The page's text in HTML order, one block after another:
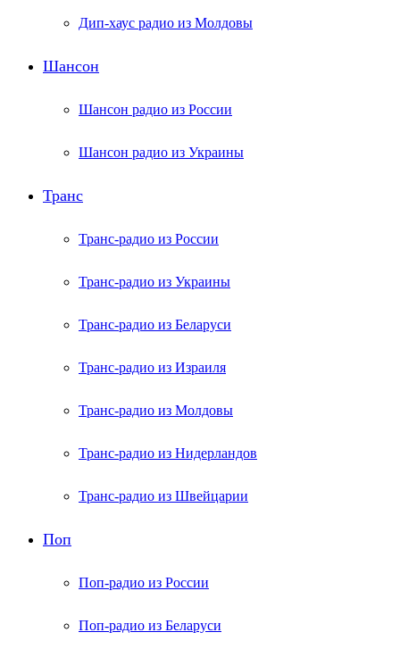
Дип-хаус радио из Молдовы
Шансон
Шансон радио из России
Шансон радио из Украины
Транс
Транс-радио из России
Транс-радио из Украины
Транс-радио из Беларуси
Транс-радио из Израиля
Транс-радио из Молдовы
Транс-радио из Нидерландов
Транс-радио из Швейцарии
Поп
Поп-радио из России
Поп-радио из Беларуси